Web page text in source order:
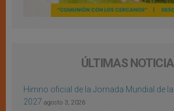
ÚLTIMAS
Himno oficial de la Jornada Mundial de la
2027 agosto 3, 2026